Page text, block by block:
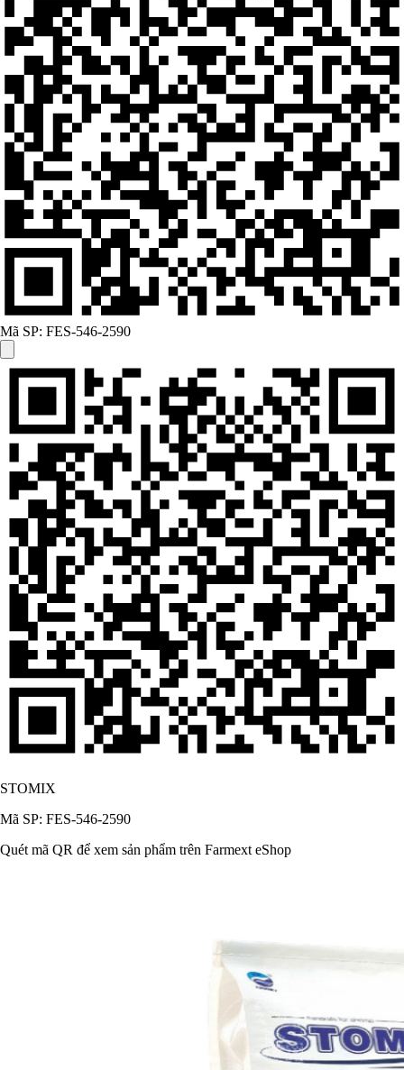
Mã SP: FES-546-2590
STOMIX
Mã SP: FES-546-2590
Quét mã QR để xem sản phẩm trên Farmext eShop